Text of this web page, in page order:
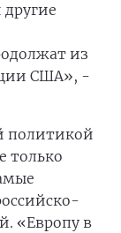
из
США», -
политикой
только
«Европу в